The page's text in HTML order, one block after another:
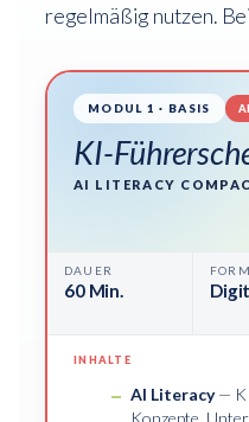
regelmäßig nutzen.
MODUL 1 · BASIS
KI-
AI LITERACY
DAUER
60 Min.
INHALTE
AI Literacy—
Konzepte,